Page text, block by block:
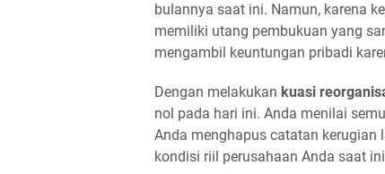
bulannya saat ini. Namun, karena
memiliki utang pembukuan yang
mengambil keuntungan pribadi
Dengan melakukan kuasi
nol pada hari ini. Anda menilai
Anda menghapus catatan kerugian
kondisi riil perusahaan Anda saat